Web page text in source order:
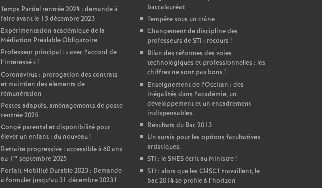
Temps Partiel rentrée 2024 : demande à
faire avant le 15 décembre 2023
Expérimentation académique de la
Médiation Préalable Obligatoire
Professeur principal : «avec l’accord de
l’intéressé»!
Coronavirus : prorogation des contrats
et maintien des éléments de
rémunération
Postes adaptés, aménagements de poste
rentrée 2025
Congé parental et disponibilité pour
élever un enfant : du nouveau!
Retraite progressive : accessible à 60 ans
au 1 er septembre 2025
Forfait Mobilité Durable 2023 : Demande
à formuler jusqu’au 31 décembre 2023!
baccalauréat
Tempête sous un crâne
Changement de discipline des
professeurs de STI : recours !
Bilan des réformes des voies
technologiques et professionnelles : les
chiffres ne sont pas bons !
Enseignement de l’Occitan : des
inégalités dans l’académie, un
développement et un encadrement
indispensables.
Résultats du Bac 2013
Un sursis pour les options facultatives
artistiques.
STI : le SNES écrit au Ministre!
STI : alors que les CHSCT travaillent, le
bac 2014 se profile à l’horizon